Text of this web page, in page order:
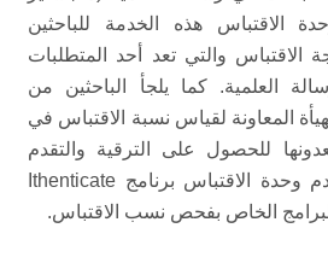
الاقتباس هذه الخدمة للباحثين
الاقتباس والتي تعد أحد المتطلبات
العلمية. كما يلجأ الباحثين من
المعاونة لقياس نسبة الاقتباس في
للحصول على الترقية والتقدم
للجوائز العلمية. وتستخدم وحدة الاقتباس برنامج Ithenticate
الخاص بفحص نسب الاقتباس.